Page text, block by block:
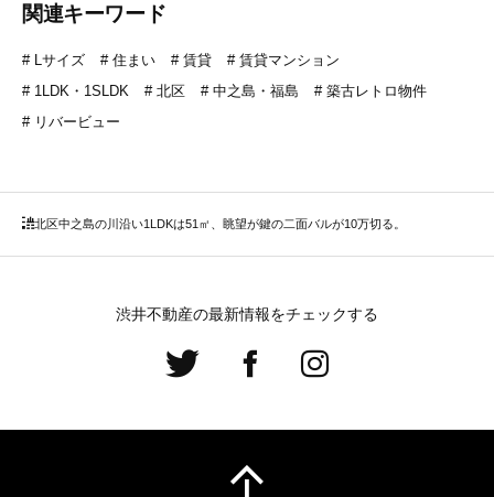
関連キーワード
Lサイズ 住まい 賃貸
賃貸マンション
1LDK・1SLDK
北区 中之島・福島
築古レトロ物件
リバービュー
中之島の川沿い1LDKは51㎡、眺望が鍵の二面バルが10万切る。
北区
渋井不動産の最新情報をチェックする